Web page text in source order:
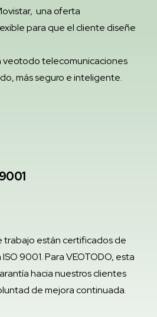
una oferta
para que el cliente diseñe
veotodo telecomunicaciones
más seguro e inteligente.
trabajo están certificados de
9001. Para VEOTODO, esta
hacia nuestros clientes
de mejora continuada.